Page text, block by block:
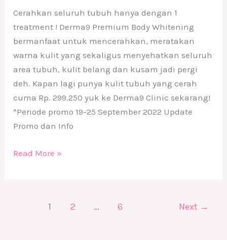
Cerahkan seluruh tubuh hanya dengan 1
treatment ! Derma9 Premium Body Whitening
bermanfaat untuk mencerahkan, meratakan
warna kulit yang sekaligus menyehatkan seluruh
area tubuh, kulit belang dan kusam jadi pergi
deh. Kapan lagi punya kulit tubuh yang cerah
cuma Rp. 299.250 yuk ke Derma9 Clinic sekarang!
*Periode promo 19-25 September 2022 Update
Promo dan Info
Read More »
1 2 … 6 Next →